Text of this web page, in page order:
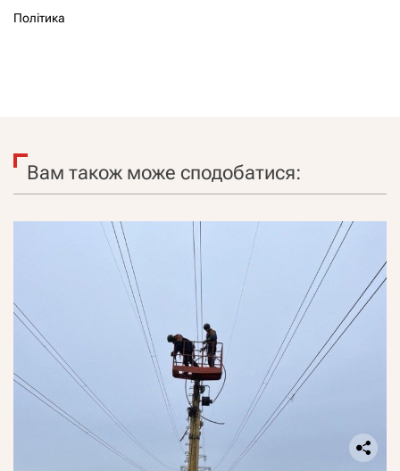
Політика
Вам також може сподобатися: